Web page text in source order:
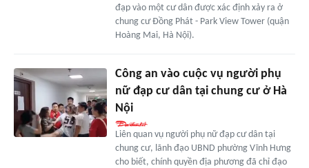
đạp vào một cư dân được xác định xảy ra ở
chung cư Đồng Phát - Park View Tower (quận
Hoàng Mai, Hà Nội).
Công an vào cuộc vụ người phụ
nữ đạp cư dân tại chung cư ở Hà
Nội
Liên quan vụ người phụ nữ đạp cư dân tại
chung cư, lãnh đạo UBND phường Vĩnh Hưng
cho biết, chính quyền địa phương đã chỉ đạo